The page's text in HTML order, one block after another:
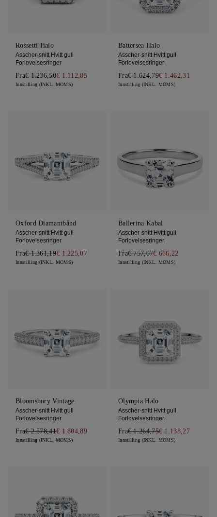
Rossetti Halo
Asscher-snitt Hvitt gull
Forlovelsesringer
Fra€ 1.236,50€ 1.112,85
Innstilling (INKL. MOMS)
Battersea Halo
Asscher-snitt Hvitt gull
Forlovelsesringer
Fra€ 1.624,79€ 1.462,31
Innstilling (INKL. MOMS)
Oxford Diamantbånd
Asscher-snitt Hvitt gull
Forlovelsesringer
Fra€ 1.361,19€ 1.225,07
Innstilling (INKL. MOMS)
Ballerina Kabal
Asscher-snitt Hvitt gull
Forlovelsesringer
Fra€ 757,07€ 666,22
Innstilling (INKL. MOMS)
Bloomsbury Vintage
Asscher-snitt Hvitt gull
Forlovelsesringer
Fra€ 2.578,41€ 1.804,89
Innstilling (INKL. MOMS)
Olympia Halo
Asscher-snitt Hvitt gull
Forlovelsesringer
Fra€ 1.264,75€ 1.138,27
Innstilling (INKL. MOMS)